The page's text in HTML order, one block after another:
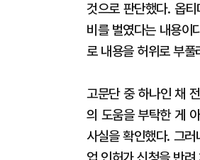
것으로 판단했다. 옵
비를 벌였다는 내용이
로 내용을 허위로 부
고문단 중 하나인 채
의 도움을 부탁한 게
사실을 확인했다. 그